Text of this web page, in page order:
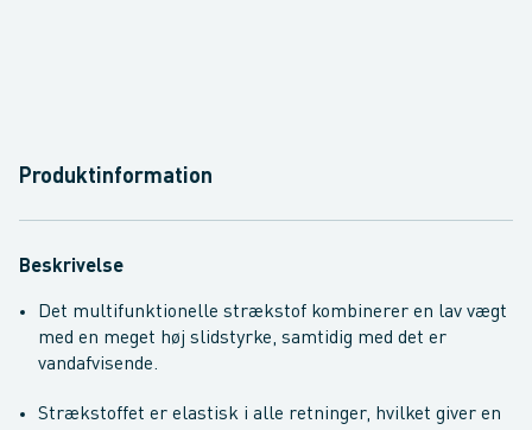
Produktinformation
Beskrivelse
Det multifunktionelle strækstof kombinerer en lav vægt
med en meget høj slidstyrke, samtidig med det er
vandafvisende.
Strækstoffet er elastisk i alle retninger, hvilket giver en